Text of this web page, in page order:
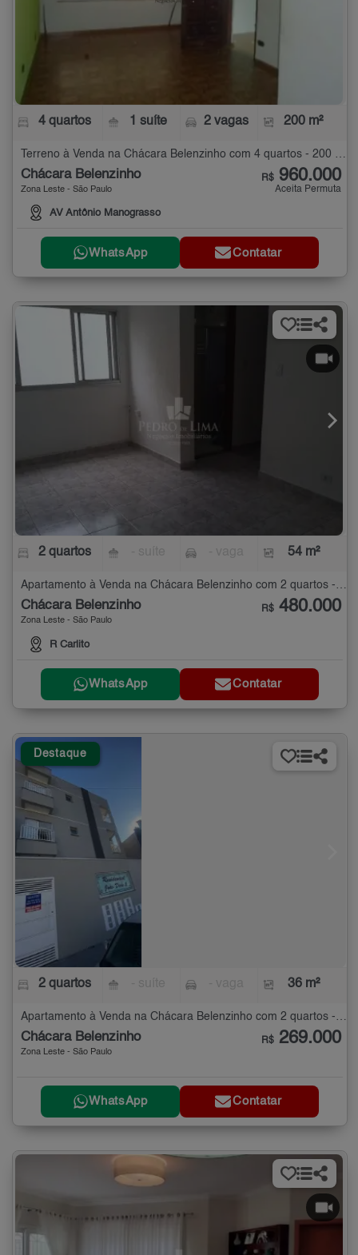
4 quartos 1 suíte 2 vagas 200 m²
Terreno à Venda na Chácara Belenzinho com 4 quartos - 200 m²
Chácara Belenzinho
Zona Leste - São Paulo
AV Antônio Manograsso
R$ 960.000
Aceita Permuta
WhatsApp Contatar
2 quartos 54 m²
Apartamento à Venda na Chácara Belenzinho com 2 quartos - 54 m²
Chácara Belenzinho
Zona Leste - São Paulo
R Carlito
R$ 480.000
WhatsApp Contatar
Destaque
2 quartos 36 m²
Chácara Belenzinho
Zona Leste - São Paulo
R$ 269.000
WhatsApp Contatar